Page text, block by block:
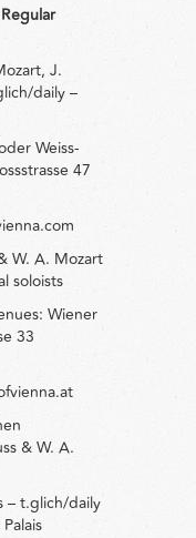
J.
daily –
Weiss-
47
W. A. Mozart
soloists
Wiener
33
& W. A.
– t.glich/daily